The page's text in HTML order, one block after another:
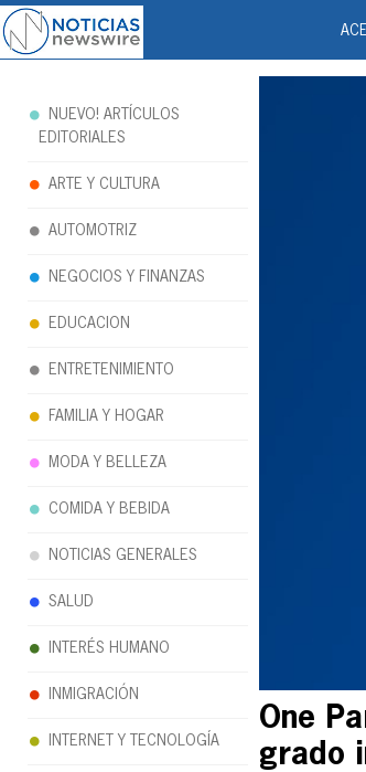
Noticias
One
grado
NUEVO! ARTÍCULOS
EDITORIALES
ARTE Y CULTURA
AUTOMOTRIZ
NEGOCIOS Y FINANZAS
EDUCACION
ENTRETENIMIENTO
FAMILIA Y HOGAR
MODA Y BELLEZA
COMIDA Y BEBIDA
NOTICIAS GENERALES
SALUD
INTERÉS HUMANO
INMIGRACIÓN
INTERNET Y TECNOLOGÍA